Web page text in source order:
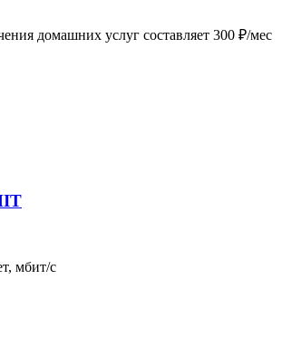
домашних услуг составляет 300 ₽/мес
мбит/с